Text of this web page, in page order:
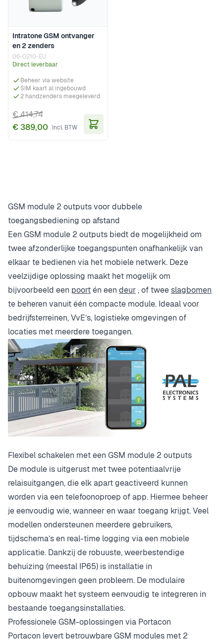
Intratone GSM ontvanger
en 2 zenders
06-0210-EU
Direct leverbaar
Beheer via website
SIM kaart al ingebouwd
2 handzenders meegeleverd
€ 389,00
€ 414,74
GSM module 2 outputs voor dubbele
toegangsbediening op afstand
Een GSM module 2 outputs biedt de mogelijkheid om
twee afzonderlijke toegangspunten onafhankelijk van
elkaar te bedienen via het mobiele netwerk. Deze
veelzijdige oplossing maakt het mogelijk om
bijvoorbeeld een poortén een deur, of tweeslagbomen
te beheren vanuit één compacte module. Ideaal voor
bedrijfsterreinen, VvE’s, logistieke omgevingen of
locaties met meerdere toegangen.
Flexibel schakelen met een GSM module 2 outputs
De module is uitgerust met twee potentiaalvrije
relaisuitgangen, die elk apart geactiveerd kunnen
worden via een telefoonoproep of app. Hiermee beheer
je eenvoudig wie, wanneer en waar toegang krijgt. Veel
modellen ondersteunen meerdere gebruikers,
tijdschema’s en real-time logging via een mobiele
applicatie. Dankzij de robuuste, weerbestendige
behuizing (meestal IP65) is installatie in
buitenomgevingen geen probleem. De modulaire
opbouw maakt het systeem eenvoudig te integreren in
bestaande toegangsinstallaties.
Professionele GSM-oplossingen via Portacon
Portacon levert betrouwbare GSM modules met 2